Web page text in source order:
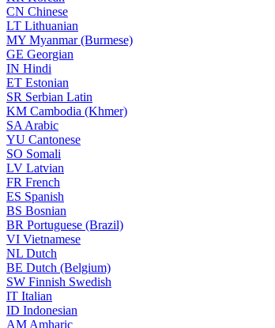
CN Chinese
LT Lithuanian
MY Myanmar (Burmese)
GE Georgian
IN Hindi
ET Estonian
SR Serbian Latin
KM Cambodia (Khmer)
SA Arabic
YU Cantonese
SO Somali
LV Latvian
FR French
ES Spanish
BS Bosnian
BR Portuguese (Brazil)
VI Vietnamese
NL Dutch
BE Dutch (Belgium)
SW Finnish Swedish
IT Italian
ID Indonesian
AM Amharic